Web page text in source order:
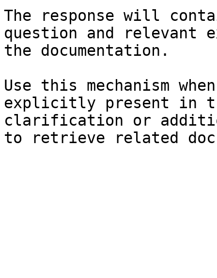
The response will
question and relevant
the documentation.
Use this mechanism
explicitly present in
clarification or